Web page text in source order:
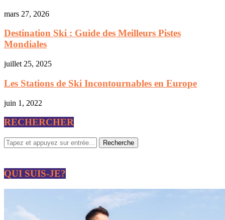
mars 27, 2026
Destination Ski : Guide des Meilleurs Pistes
Mondiales
juillet 25, 2025
Les Stations de Ski Incontournables en Europe
juin 1, 2022
RECHERCHER
QUI SUIS-JE?